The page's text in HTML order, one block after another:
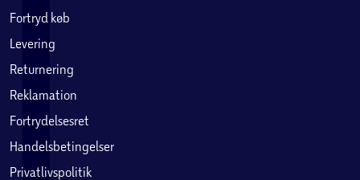
Fortryd køb
Levering
Returnering
Reklamation
Fortrydelsesret
Handelsbetingelser
Privatlivspolitik